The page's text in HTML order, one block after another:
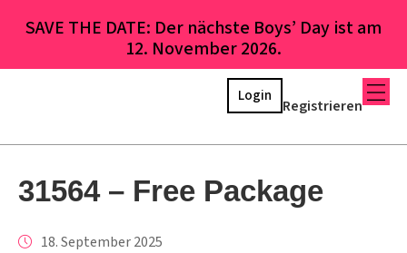
SAVE THE DATE: Der nächste Boys’ Day ist am
12. November 2026.
Registrieren
Login
31564 – Free Package
18. September 2025